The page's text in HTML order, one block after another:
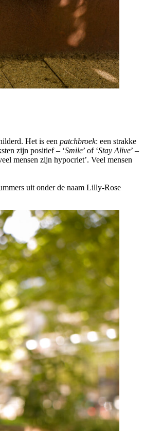
Het is een patchbroek: een strakke
zijn positief – ‘Smile’ of ‘Stay Alive’ –
mensen zijn hypocriet’. Veel mensen
uit onder de naam Lilly-Rose